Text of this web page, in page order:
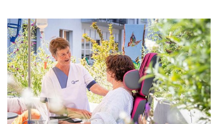
STANDORTE
Eberbach
Schwetzingen
Sinsheim
Weinheim